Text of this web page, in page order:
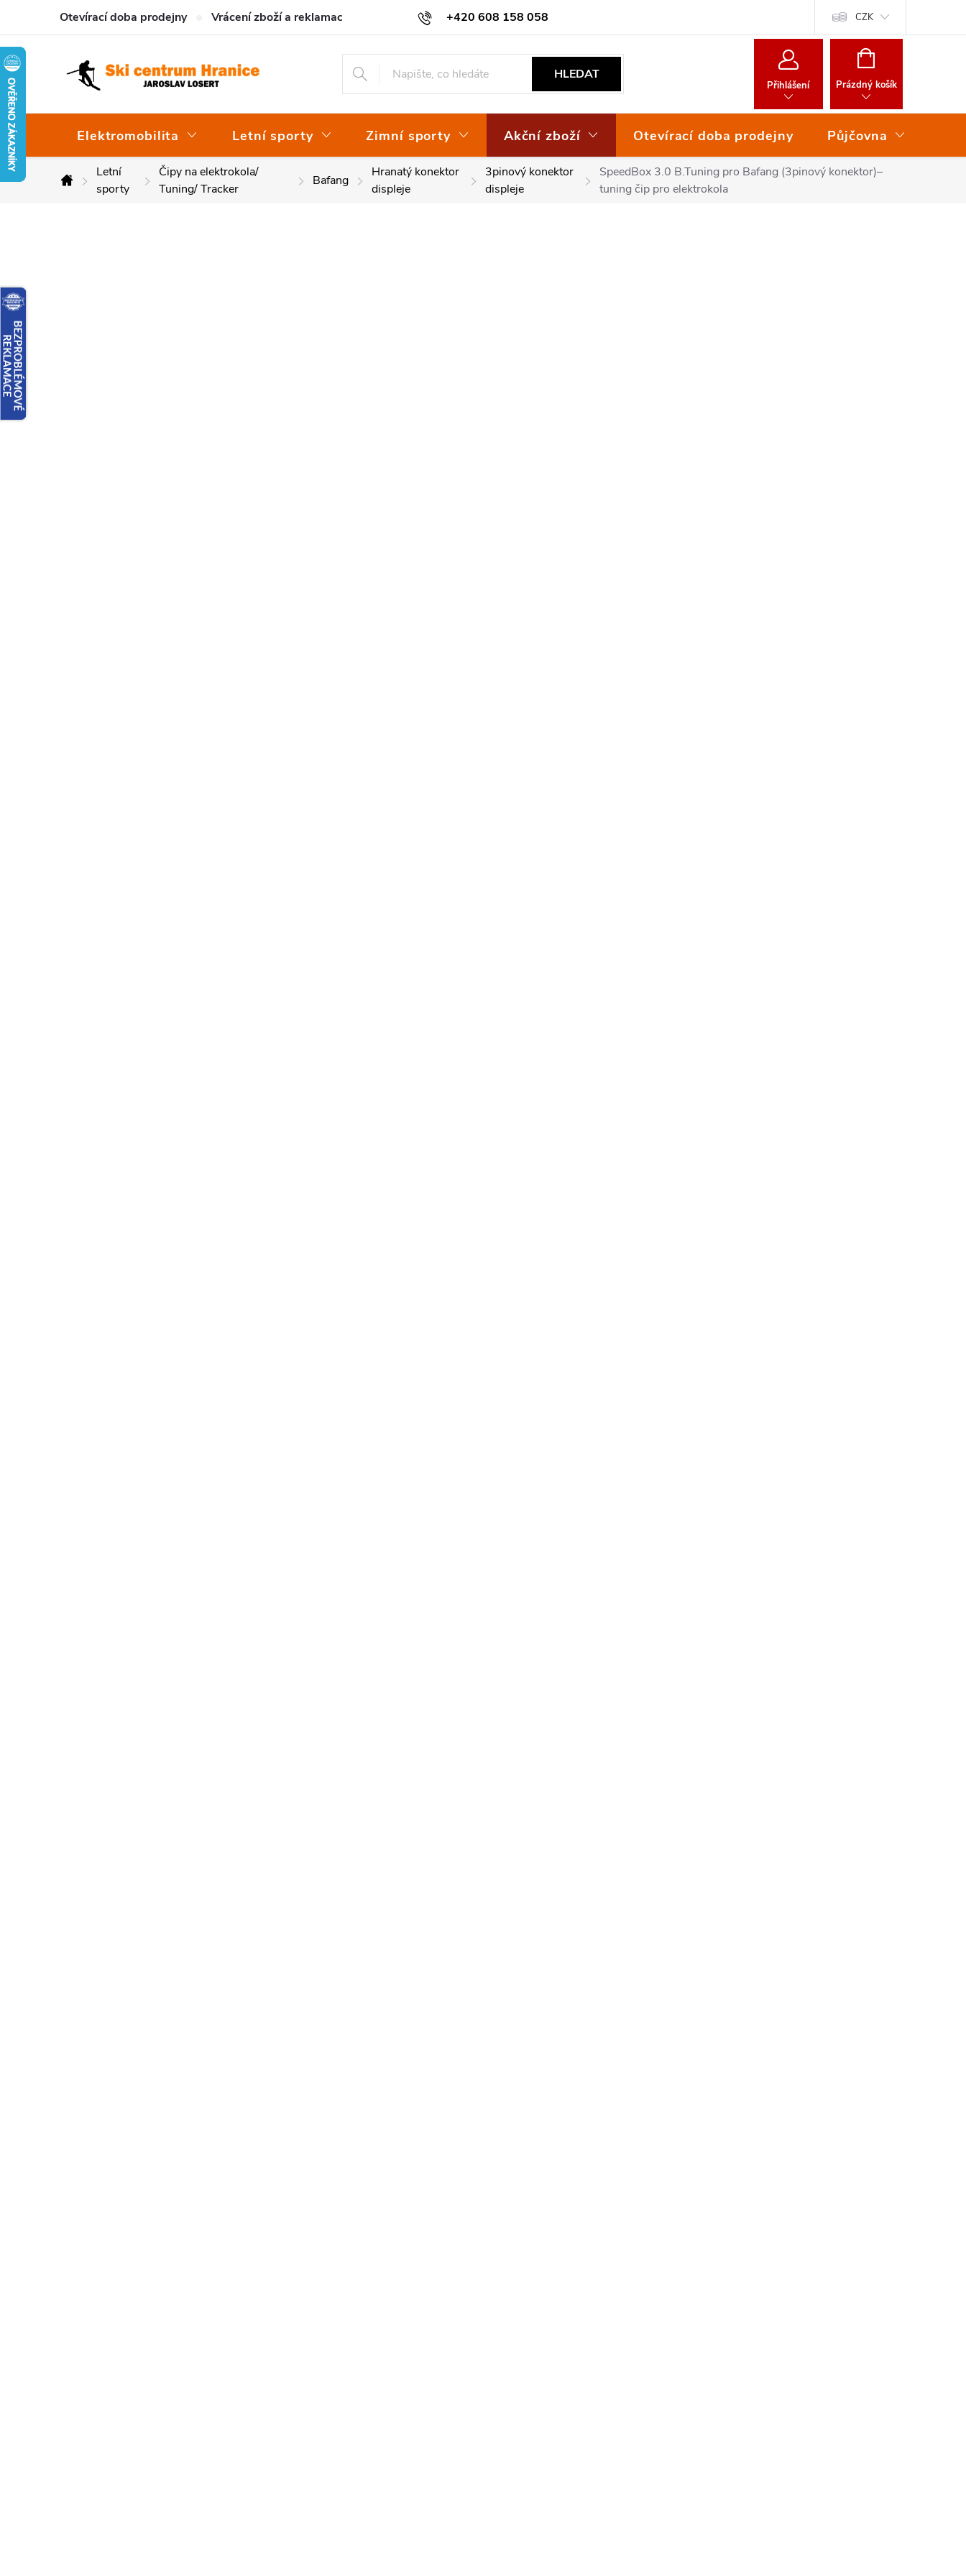
obsah
+420 608 158 058
Otevírací doba prodejny Vrácení zboží a reklamace Osvědčení EKO-KOM CZK
HLEDAT
Přihlášení
NÁKUPNÍ
Prázdný košík
Elektromobilita Letní sporty Zimní sporty Akční zboží Otevírací doba prodejny Půjčovna
Domů
Letní
sporty
Čipy na elektrokola/
Tuning/ Tracker
Bafang
Hranatý konektor
displeje
3pinový konektor
displeje
SpeedBox 3.0 B.Tuning pro Bafang (3pinový konektor)–
tuning čip pro elektrokola